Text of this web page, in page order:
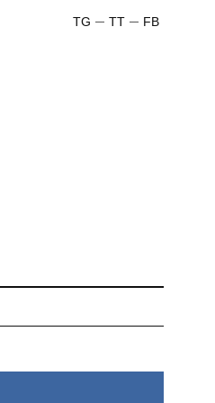
FB
TT
TG